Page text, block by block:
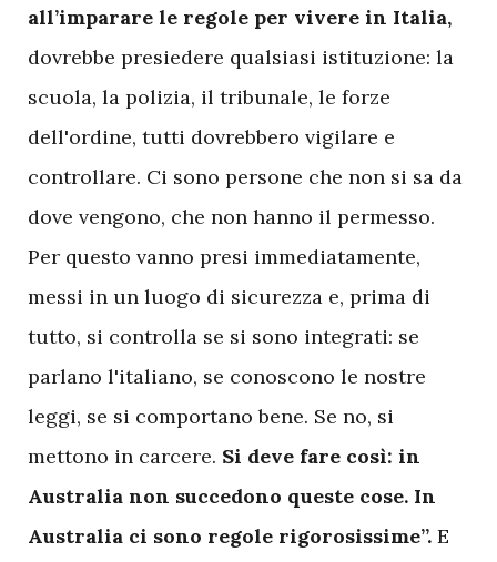
all’imparare le regole per vivere in Italia,
dovrebbe presiedere qualsiasi istituzione: la
scuola, la polizia, il tribunale, le forze
dell'ordine, tutti dovrebbero vigilare e
controllare. Ci sono persone che non si sa da
dove vengono, che non hanno il permesso.
Per questo vanno presi immediatamente,
messi in un luogo di sicurezza e, prima di
tutto, si controlla se si sono integrati: se
parlano l'italiano, se conoscono le nostre
leggi, se si comportano bene. Se no, si
mettono in carcere. Si deve fare così: in
Australia non succedono queste cose. In
Australia ci sono regole rigorosissime”. E